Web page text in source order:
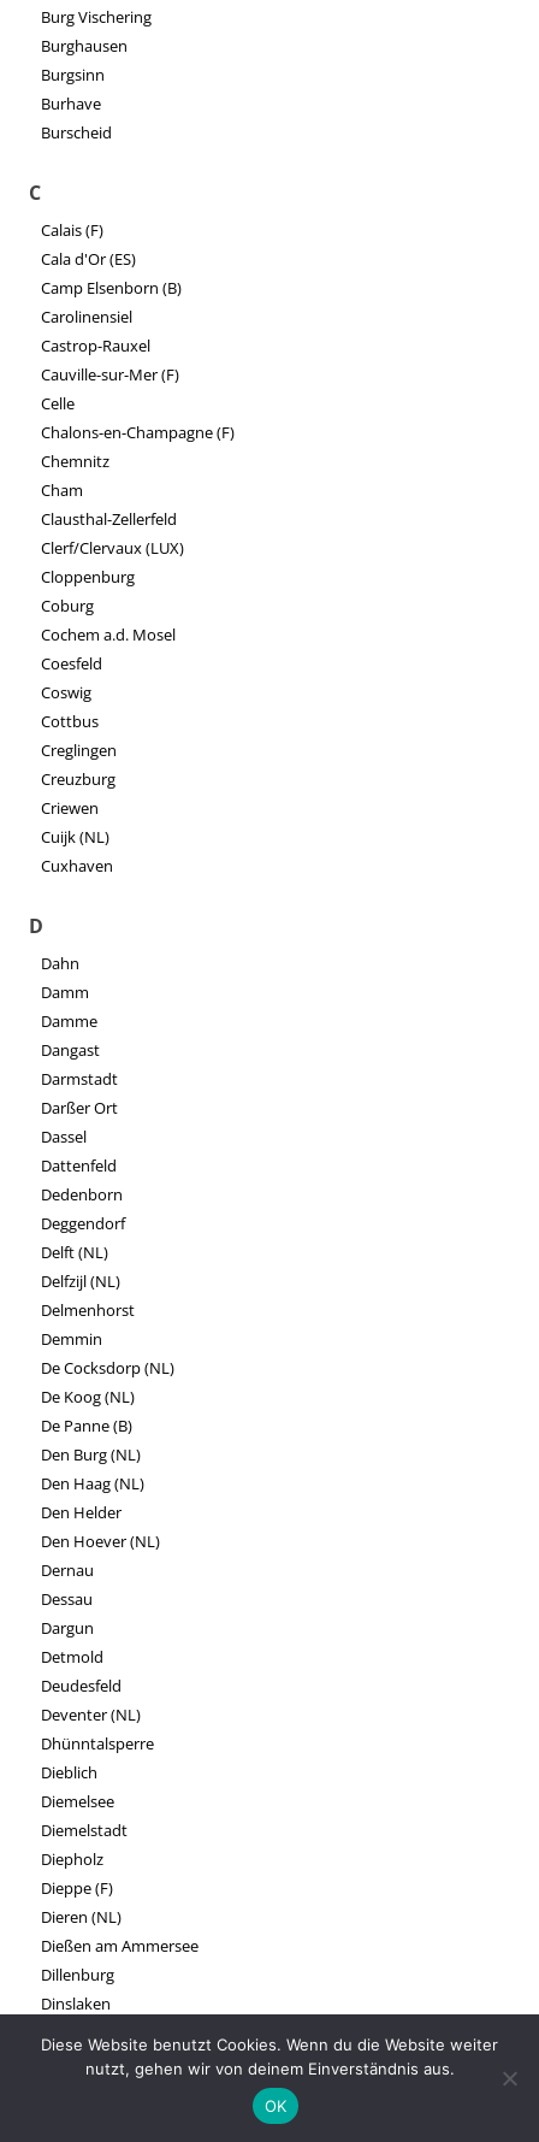
Burg Vischering
Burghausen
Burgsinn
Burhave
Burscheid
C
Calais (F)
Cala d'Or (ES)
Camp Elsenborn (B)
Carolinensiel
Castrop-Rauxel
Cauville-sur-Mer (F)
Celle
Chalons-en-Champagne (F)
Chemnitz
Cham
Clausthal-Zellerfeld
Clerf/Clervaux (LUX)
Cloppenburg
Coburg
Cochem a.d. Mosel
Coesfeld
Coswig
Cottbus
Creglingen
Creuzburg
Criewen
Cuijk (NL)
Cuxhaven
D
Dahn
Damm
Damme
Dangast
Darmstadt
Darßer Ort
Dassel
Dattenfeld
Dedenborn
Deggendorf
Delft (NL)
Delfzijl (NL)
Delmenhorst
Demmin
De Cocksdorp (NL)
De Koog (NL)
De Panne (B)
Den Burg (NL)
Den Haag (NL)
Den Helder
Den Hoever (NL)
Dernau
Dessau
Dargun
Detmold
Deudesfeld
Deventer (NL)
Dhünntalsperre
Dieblich
Diemelsee
Diemelstadt
Diepholz
Dieppe (F)
Dieren (NL)
Dießen am Ammersee
Dillenburg
Dinslaken
Diese Website benutzt Cookies. Wenn du die Website weiter
nutzt, gehen wir von deinem Einverständnis aus.
OK